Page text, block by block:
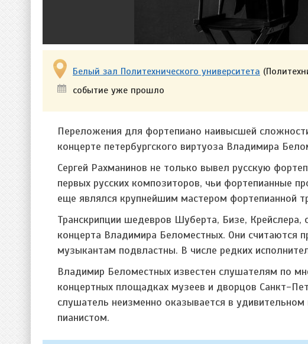
Белый зал Политехнического университета
событие уже прошло
Переложения для фортепиано наивысшей
концерте петербургского виртуоза Владимира
Сергей Рахманинов не только вывел русскую
первых русских композиторов, чьи фортепианные
еще являлся крупнейшим мастером фортепианной
Транскрипции шедевров Шуберта, Бизе,
концерта Владимира Беломестных. Они считаются
музыкантам подвластны. В числе редких
Владимир Беломестных известен слушателям по
концертных площадках музеев и дворцов Санкт-
слушатель неизменно оказывается в
пианистом.